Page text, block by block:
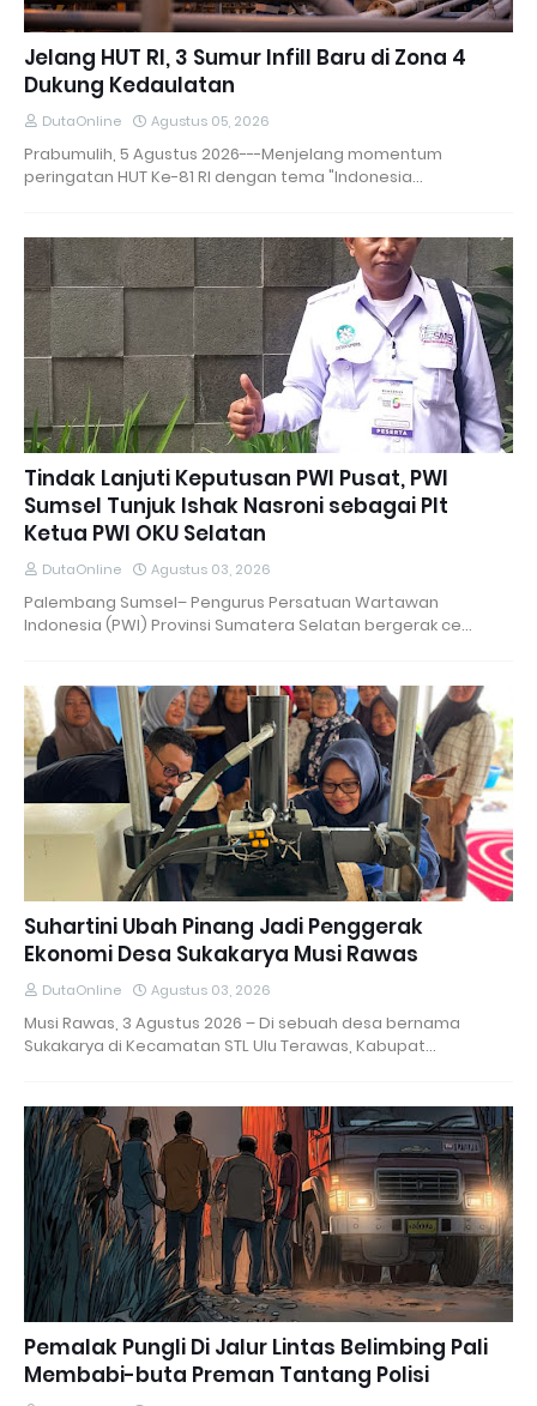
Jelang HUT RI, 3 Sumur Infill Baru di Zona 4
Dukung Kedaulatan
DutaOnline Agustus 05, 2026
Prabumulih, 5 Agustus 2026---Menjelang momentum
peringatan HUT Ke-81 RI dengan tema "Indonesia…
Tindak Lanjuti Keputusan PWI Pusat, PWI
Sumsel Tunjuk Ishak Nasroni sebagai Plt
Ketua PWI OKU Selatan
DutaOnline Agustus 03, 2026
Palembang Sumsel– Pengurus Persatuan Wartawan
Indonesia (PWI) Provinsi Sumatera Selatan bergerak ce…
Suhartini Ubah Pinang Jadi Penggerak
Ekonomi Desa Sukakarya Musi Rawas
DutaOnline Agustus 03, 2026
Musi Rawas, 3 Agustus 2026 – Di sebuah desa bernama
Sukakarya di Kecamatan STL Ulu Terawas, Kabupat…
Pemalak Pungli Di Jalur Lintas Belimbing Pali
Membabi-buta Preman Tantang Polisi